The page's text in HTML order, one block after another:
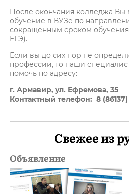
После окончания колледжа
обучение в ВУЗе по
сокращенным сроком
ЕГЭ).
Если вы до сих пор не
профессии, то наши
помочь по адресу:
г. Армавир, ул. Ефремова, 35
Контактный телефон: 8
Свежее из
Объявление